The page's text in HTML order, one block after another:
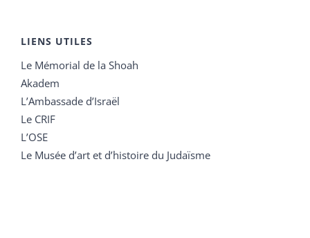
LIENS UTILES
Le Mémorial de la Shoah
Akadem
L’Ambassade d’Israël
Le CRIF
L’OSE
Le Musée d’art et d’histoire du Judaïsme